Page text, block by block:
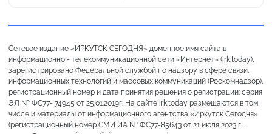
Сетевое издание «ИРКУТСК СЕГОДНЯ» доменное имя сайта в
информационно - телекоммуникационной сети «Интернет» (irk.today),
зарегистрировано Федеральной службой по надзору в сфере связи,
информационных технологий и массовых коммуникаций (Роскомнадзор),
регистрационный номер и дата принятия решения о регистрации: серия
ЭЛ № ФС77- 74945 от 25.01.2019г. На сайте irk.today размещаются в том
числе и материалы от информационного агентства «Иркутск Сегодня»
(регистрационный номер СМИ ИА № ФС77-85643 от 21 июля 2023 г.,